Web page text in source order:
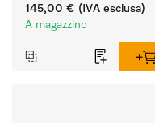
145,00 € (IVA esclusa)
A magazzino